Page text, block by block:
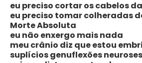
eu preciso cortar os cabelos
eu preciso tomar colheradas
Morte Absoluta
eu não enxergo mais nada
meu crânio diz que estou
suplícios genuflexões neuroses